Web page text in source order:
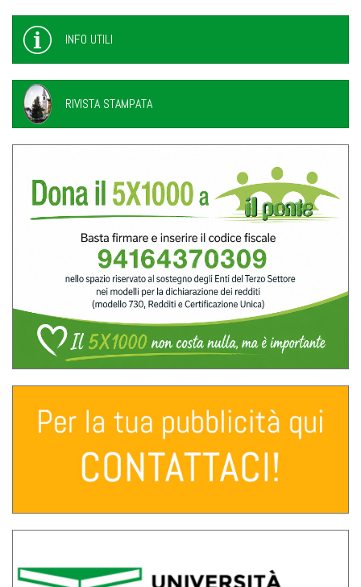
INFO UTILI
RIVISTA STAMPATA